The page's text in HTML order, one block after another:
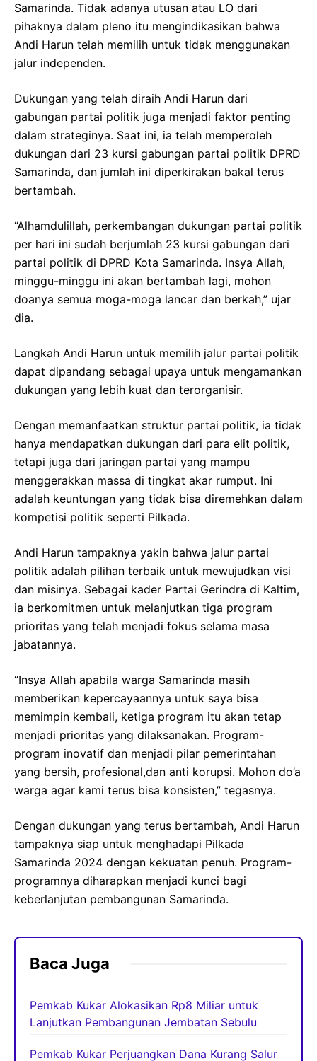
Samarinda. Tidak adanya utusan atau LO dari
pihaknya dalam pleno itu mengindikasikan bahwa
Andi Harun telah memilih untuk tidak menggunakan
jalur independen.
Dukungan yang telah diraih Andi Harun dari
gabungan partai politik juga menjadi faktor penting
dalam strateginya. Saat ini, ia telah memperoleh
dukungan dari 23 kursi gabungan partai politik DPRD
Samarinda, dan jumlah ini diperkirakan bakal terus
bertambah.
“Alhamdulillah, perkembangan dukungan partai politik
per hari ini sudah berjumlah 23 kursi gabungan dari
partai politik di DPRD Kota Samarinda. Insya Allah,
minggu-minggu ini akan bertambah lagi, mohon
doanya semua moga-moga lancar dan berkah,” ujar
dia.
Langkah Andi Harun untuk memilih jalur partai politik
dapat dipandang sebagai upaya untuk mengamankan
dukungan yang lebih kuat dan terorganisir.
Dengan memanfaatkan struktur partai politik, ia tidak
hanya mendapatkan dukungan dari para elit politik,
tetapi juga dari jaringan partai yang mampu
menggerakkan massa di tingkat akar rumput. Ini
adalah keuntungan yang tidak bisa diremehkan dalam
kompetisi politik seperti Pilkada.
Andi Harun tampaknya yakin bahwa jalur partai
politik adalah pilihan terbaik untuk mewujudkan visi
dan misinya. Sebagai kader Partai Gerindra di Kaltim,
ia berkomitmen untuk melanjutkan tiga program
prioritas yang telah menjadi fokus selama masa
jabatannya.
“Insya Allah apabila warga Samarinda masih
memberikan kepercayaannya untuk saya bisa
memimpin kembali, ketiga program itu akan tetap
menjadi prioritas yang dilaksanakan. Program-
program inovatif dan menjadi pilar pemerintahan
yang bersih, profesional,dan anti korupsi. Mohon do’a
warga agar kami terus bisa konsisten,” tegasnya.
Dengan dukungan yang terus bertambah, Andi Harun
tampaknya siap untuk menghadapi Pilkada
Samarinda 2024 dengan kekuatan penuh. Program-
programnya diharapkan menjadi kunci bagi
keberlanjutan pembangunan Samarinda.
Baca Juga
Pemkab Kukar Alokasikan Rp8 Miliar untuk
Lanjutkan Pembangunan Jembatan Sebulu
Pemkab Kukar Perjuangkan Dana Kurang Salur